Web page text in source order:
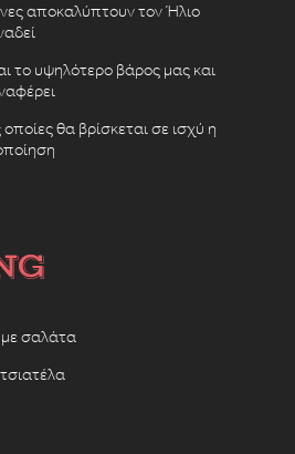
αποκαλύπτουν τον Ήλιο
το υψηλότερο βάρος μας και
θα βρίσκεται σε ισχύ η
σαλάτα